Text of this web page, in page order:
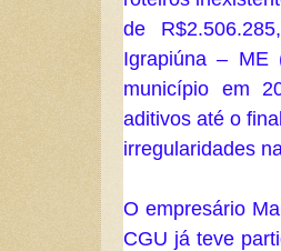
de
Igrapiúna – ME
município em
aditivos até o
irregularidades
O empresário
CGU já teve